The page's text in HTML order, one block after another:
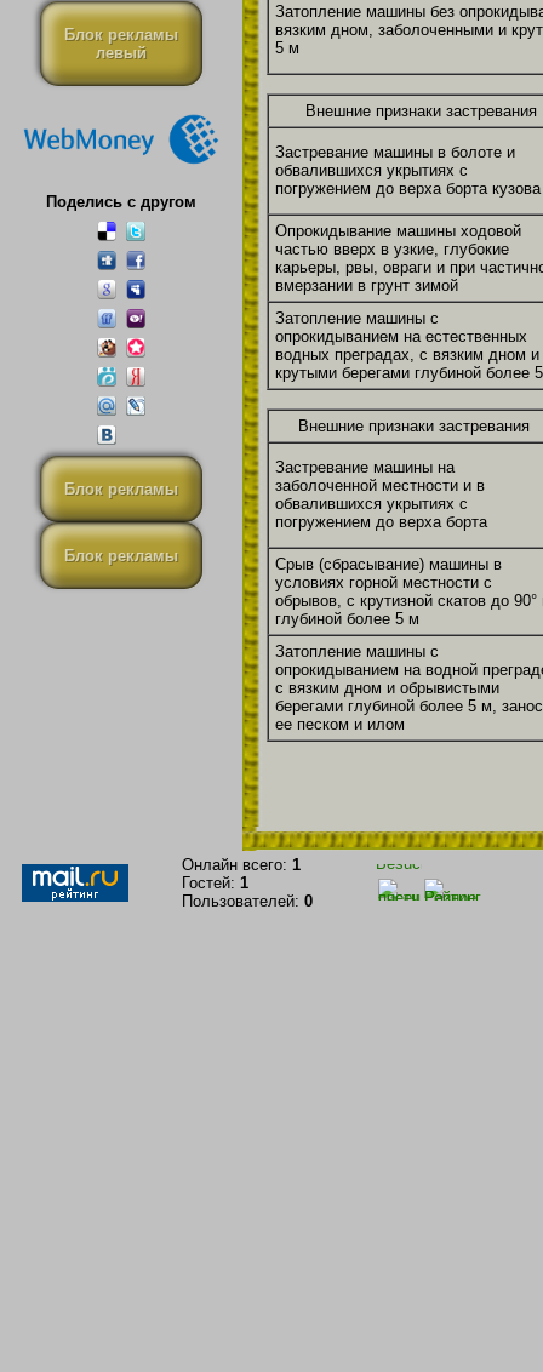
Блок рекламы
левый
Поделись с другом
Блок рекламы
Блок рекламы
Затопление машины без
вязким дном, заболоченными и
5 м
Внешние признаки застревания
Застревание машины в болоте и
обвалившихся укрытиях с
погружением до верха борта кузова
Опрокидывание машины ходовой
частью вверх в узкие, глубокие
карьеры, рвы, овраги и при
вмерзании в грунт зимой
Затопление машины с
опрокидыванием на естественных
водных преградах, с вязким дном и
крутыми берегами глубиной более
Внешние признаки застревания
Застревание машины на
заболоченной местности и в
обвалившихся укрытиях с
погружением до верха борта
Срыв (сбрасывание) машины в
условиях горной местности с
обрывов, с крутизной скатов до 90°
глубиной более 5 м
Затопление машины с
опрокидыванием на водной
с вязким дном и обрывистыми
берегами глубиной более 5 м, занос
ее песком и илом
Онлайн всего: 1
Гостей: 1
Пользователей: 0